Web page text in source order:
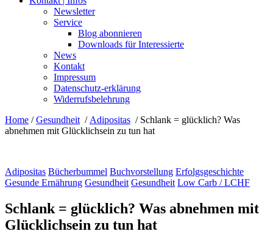
Newsletter
Service
Blog abonnieren
Downloads für Interessierte
News
Kontakt
Impressum
Datenschutz-erklärung
Widerrufsbelehrung
Home /Gesundheit / Adipositas / Schlank = glücklich? Was
abnehmen mit Glücklichsein zu tun hat
Adipositas Bücherbummel Buchvorstellung Erfolgsgeschichte
Gesunde Ernährung Gesundheit Gesundheit Low Carb / LCHF
Schlank = glücklich? Was abnehmen mit
Glücklichsein zu tun hat